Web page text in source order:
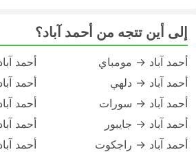
إلى أين تتجه من أحمد آباد؟
أحمد آباد → مومباي
أحمد آباد → دلهي
أحمد آباد → سورات
أحمد آباد → جايبور
أحمد آباد → راجكوت
أحمد
أحمد
أحمد
أحمد
أحمد